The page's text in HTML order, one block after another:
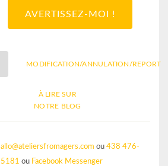
AVERTISSEZ-MOI !
MODIFICATION/ANNULATION/REPORT
À LIRE SUR
NOTRE BLOG
allo@ateliersfromagers.com ou 438 476-
5181 ou Facebook Messenger